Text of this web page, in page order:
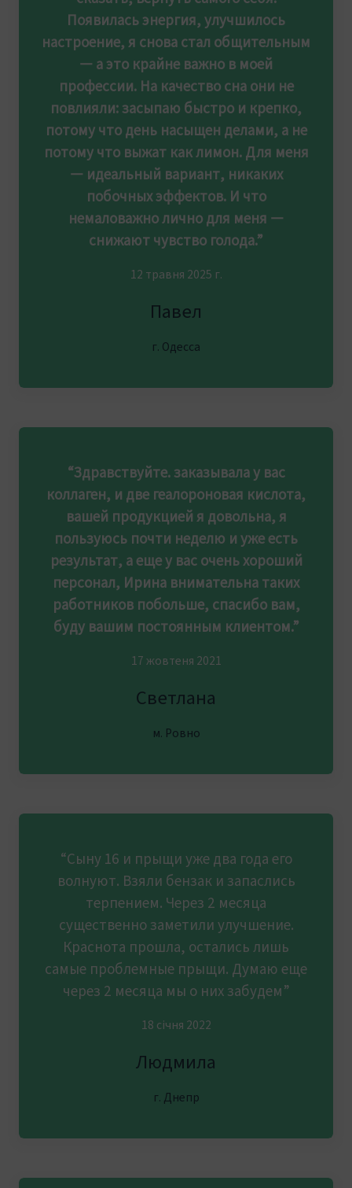
Появилась энергия, улучшилось
настроение, я снова стал общительным
— а это крайне важно в моей
профессии. На качество сна они не
повлияли: засыпаю быстро и крепко,
потому что день насыщен делами, а не
потому что выжат как лимон. Для меня
— идеальный вариант, никаких
побочных эффектов. И что
немаловажно лично для меня —
снижают чувство голода.”
12 травня 2025 г.
Павел
г. Одесса
“Здравствуйте. заказывала у вас
коллаген, и две геалороновая кислота,
вашей продукцией я довольна, я
пользуюсь почти неделю и уже есть
результат, а еще у вас очень хороший
персонал, Ирина внимательна таких
работников побольше, спасибо вам,
буду вашим постоянным клиентом.”
17 жовтеня 2021
Светлана
м. Ровно
“Сыну 16 и прыщи уже два года его
волнуют. Взяли бензак и запаслись
терпением. Через 2 месяца
существенно заметили улучшение.
Краснота прошла, остались лишь
самые проблемные прыщи. Думаю еще
через 2 месяца мы о них забудем”
18 січня 2022
Людмила
г. Днепр